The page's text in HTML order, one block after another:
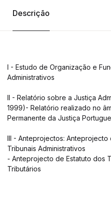
Descrição
I - Estudo de Organização e
Administrativos
II - Relatório sobre a Justiça
1999)- Relatório realizado no
Permanente da Justiça
III - Anteprojectos:
Tribunais Administrativos
- Anteprojecto de Estatuto dos
Tributários